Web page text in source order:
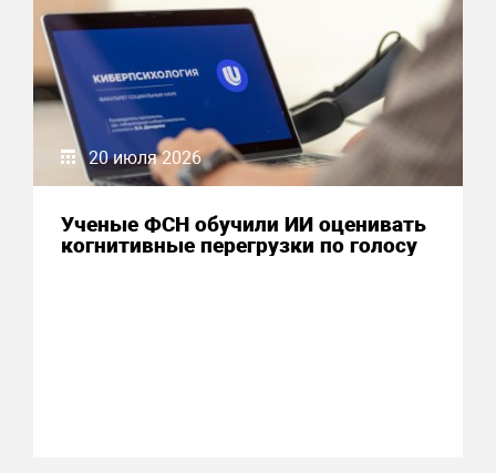
20 июля 2026
Ученые ФСН обучили ИИ оценивать
когнитивные перегрузки по голосу